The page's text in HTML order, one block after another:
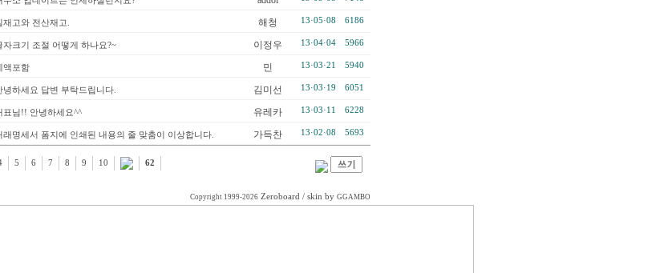
재고와 전산재고. 해청 13·05·08 6186
자크기 조절 어떻게 하나요?~ 이정우 13·04·04 5966
액포함 민 13·03·21 5940
녕하세요 답변 부탁드립니다. 김미선 13·03·19 6051
표님!! 안녕하세요^^ 유레카 13·03·11 6228
래명세서 폼지에 인쇄된 내용의 줄 맞춤이 이상합니다. 가득찬 13·02·08 5693
5 6 7 8 9 10 62
Copyright 1999-2026 Zeroboard / skin by GGAMBO